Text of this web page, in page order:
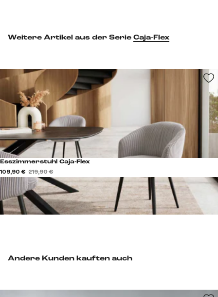
Andere Kunden kauften auch
Weitere Artikel aus der Serie Caja-Flex
Esszimmerstuhl Caja-Flex
109,90 € 219,90 €